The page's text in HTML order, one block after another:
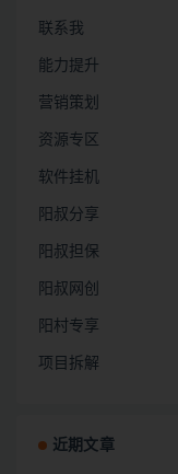
联系我
能力提升
营销策划
资源专区
软件挂机
阳叔分享
阳叔担保
阳叔网创
阳村专享
项目拆解
近期文章